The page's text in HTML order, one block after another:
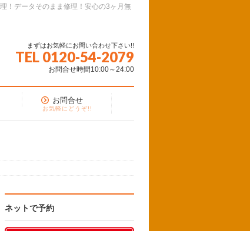
！データそのまま修理！安心の3ヶ月無
まずはお気軽にお問い合わせ下さい!!
TEL 0120-54-2079
お問合せ時間10:00～24:00
お問合せ
お気軽にどうぞ!!
ネットで予約